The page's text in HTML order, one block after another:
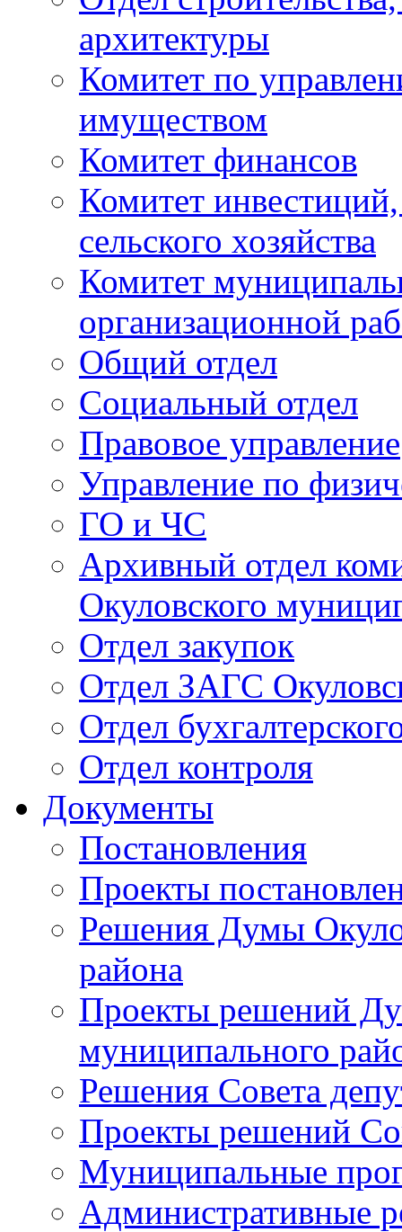
архитектуры
Комитет по
имуществом
Комитет финансов
Комитет
сельского хозяйства
Комитет
организационной
Общий отдел
Социальный отдел
Правовое управление
Управление по
ГО и ЧС
Архивный отдел
Окуловского
Отдел закупок
Отдел ЗАГС
Отдел
Отдел контроля
Документы
Постановления
Проекты
Решения Думы
района
Проекты решений
муниципального
Решения Совета
Проекты решений
Муниципальные
Административные